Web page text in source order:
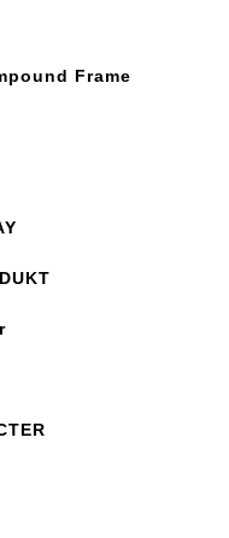
Frame